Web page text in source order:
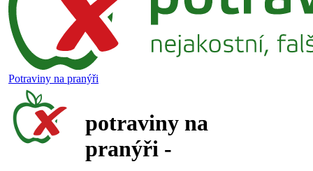
Potraviny na pranýři
potraviny na
pranýři -